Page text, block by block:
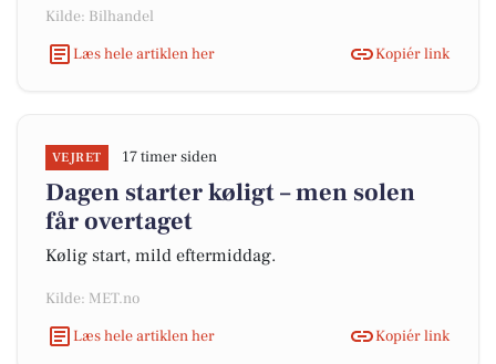
Kilde: Bilhandel
Læs hele artiklen her
Kopiér link
VEJRET 17 timer siden
Dagen starter køligt – men solen
får overtaget
Kølig start, mild eftermiddag.
Kilde: MET.no
Læs hele artiklen her
Kopiér link